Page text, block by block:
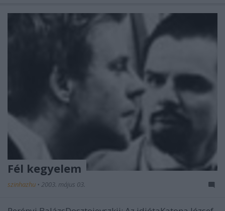
Fél kegyelem
szinhazhu • 2003. május 03.